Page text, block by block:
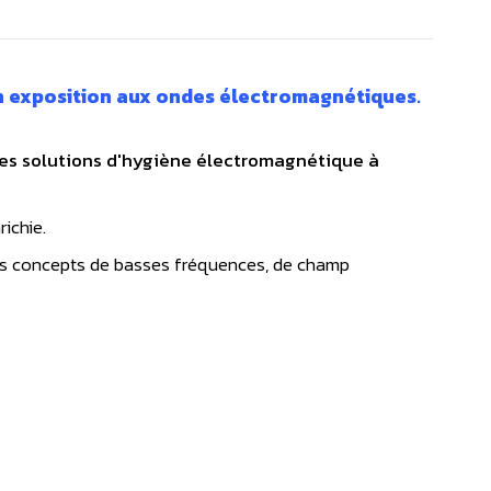
aux ondes électromagnétiques.
solutions d'hygiène électromagnétique à
de basses fréquences, de champ